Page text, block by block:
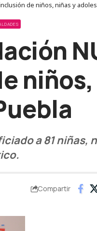
de niños, niñas y
a 81 niñas,
Compartir